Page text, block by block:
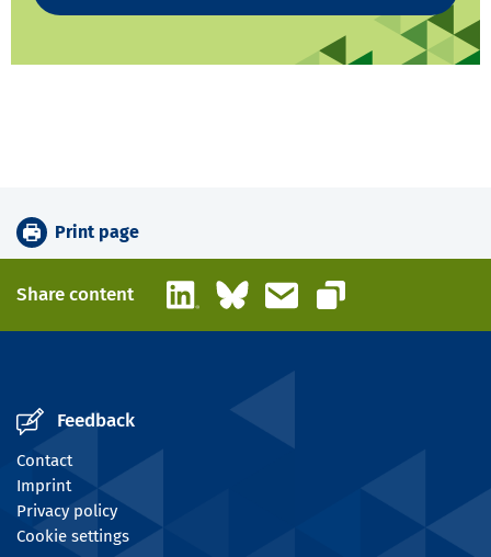
Print page
Share content LinkedInBlueskyEmail
Copy link
Feedback
Contact
Imprint
Privacy policy
Cookie settings